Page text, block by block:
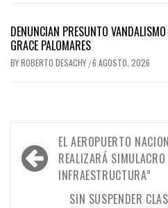
DENUNCIAN PRESUNTO
GRACE PALOMARES
BYROBERTO DESACHY /6 AGOSTO, 2026
Navegación
de
entradas
EL AEROPUERTO
REALIZARÁ
INFRAESTRUCTURA”
SIN SUSPENDER